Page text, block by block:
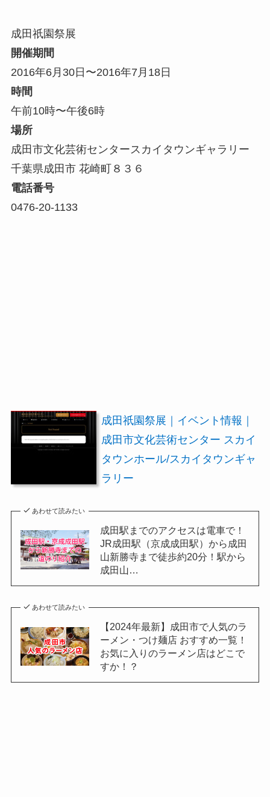
成田祇園祭展
開催期間
2016年6月30日〜2016年7月18日
時間
午前10時〜午後6時
場所
成田市文化芸術センタースカイタウンギャラリー
千葉県成田市 花崎町８３６
電話番号
0476-20-1133
成田祇園祭展｜イベント情報｜
成田市文化芸術センター スカイ
タウンホール/スカイタウンギャ
ラリー
あわせて読みたい
成田駅までのアクセスは電車で！
JR成田駅（京成成田駅）から成田
山新勝寺まで徒歩約20分！駅から
成田山…
あわせて読みたい
【2024年最新】成田市で人気のラ
ーメン・つけ麺店 おすすめ一覧！
お気に入りのラーメン店はどこで
すか！？